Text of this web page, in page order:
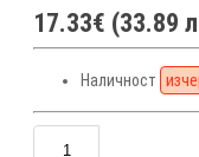
17.33€ (33.89
Наличност